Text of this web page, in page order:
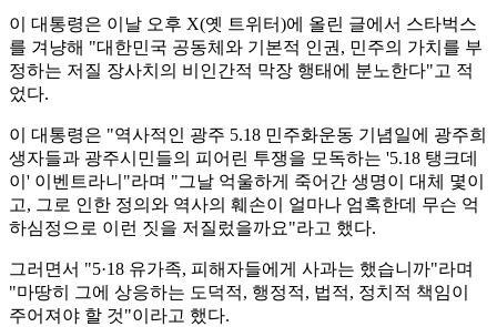
이 대통령은 이날 오후 X(옛 트위터)에 올린 글에서 스타벅스
를 겨냥해 "대한민국 공동체와 기본적 인권, 민주의 가치를 부
정하는 저질 장사치의 비인간적 막장 행태에 분노한다"고 적
었다.
이 대통령은 "역사적인 광주 5.18 민주화운동 기념일에 광주희
생자들과 광주시민들의 피어린 투쟁을 모독하는 '5.18 탱크데
이' 이벤트라니"라며 "그날 억울하게 죽어간 생명이 대체 몇이
고, 그로 인한 정의와 역사의 훼손이 얼마나 엄혹한데 무슨 억
하심정으로 이런 짓을 저질렀을까요"라고 했다.
그러면서 "5·18 유가족, 피해자들에게 사과는 했습니까"라며
"마땅히 그에 상응하는 도덕적, 행정적, 법적, 정치적 책임이
주어져야 할 것"이라고 했다.